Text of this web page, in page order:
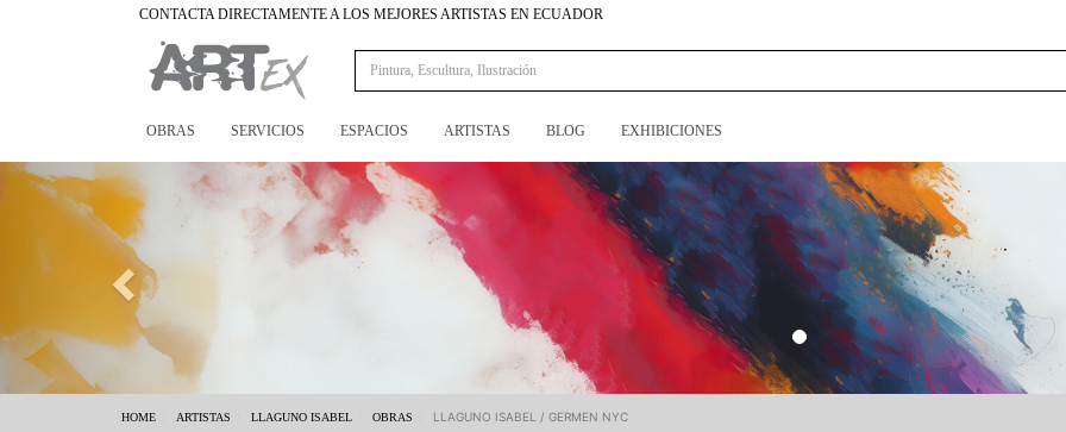
CONTACTA DIRECTAMENTE A LOS MEJORES ARTISTAS EN ECUADOR
OBRAS SERVICIOS ESPACIOS ARTISTAS BLOG EXHIBICIONES
Previous
HOME ARTISTAS LLAGUNO ISABEL OBRAS LLAGUNO ISABEL / GERMEN NYC